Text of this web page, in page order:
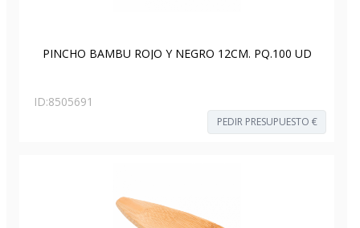
PINCHO BAMBU ROJO Y NEGRO 12CM. PQ.100 UD
ID:8505691
PEDIR PRESUPUESTO €